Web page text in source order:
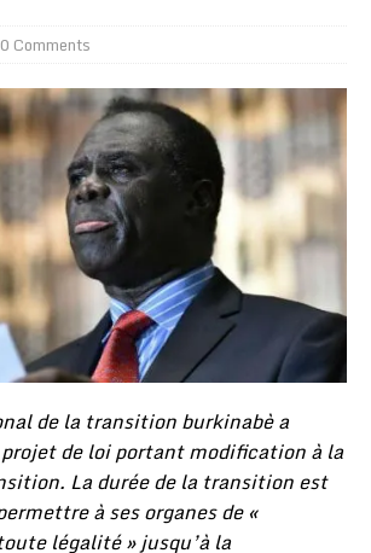
0 Comments
de la transition burkinabè a
de loi portant modification à la
La durée de la transition est
à ses organes de «
légalité » jusqu’à la